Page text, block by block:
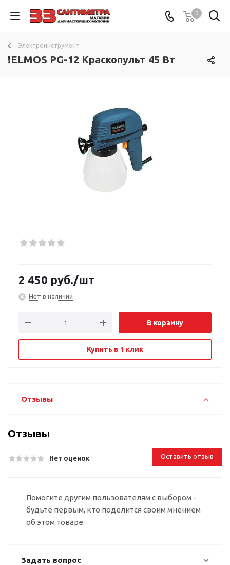
0
Электроинструмент
!ELMOS PG-12 Краскопульт 45 Вт
2 450 руб./шт
Нет в наличии
В корзину
Купить в 1 клик
Отзывы
Отзывы
Нет оценок Оставить отзыв
Помогите другим пользователям с выбором -
будьте первым, кто поделится своим мнением
об этом товаре
Задать вопрос